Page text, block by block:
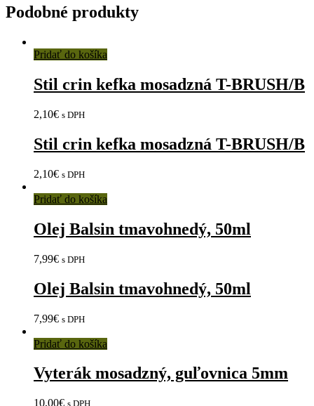
Podobné produkty
Pridať do košíka
Stil crin kefka mosadzná T-BRUSH/B
2,10€ s DPH
Stil crin kefka mosadzná T-BRUSH/B
2,10€ s DPH
Pridať do košíka
Olej Balsin tmavohnedý, 50ml
7,99€ s DPH
Olej Balsin tmavohnedý, 50ml
7,99€ s DPH
Pridať do košíka
Vyterák mosadzný, guľovnica 5mm
10,00€ s DPH